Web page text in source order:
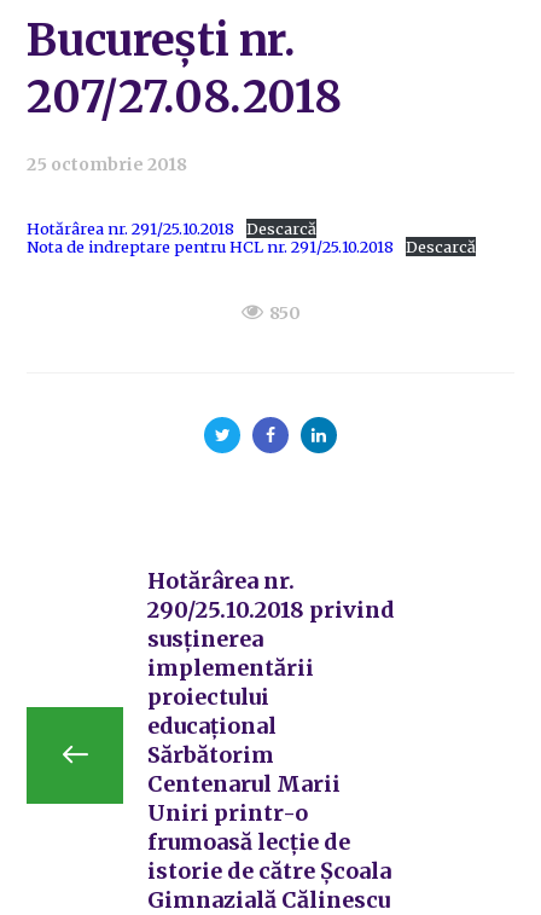
București nr.
207/27.08.2018
25 octombrie 2018
Hotărârea nr. 291/25.10.2018
Descarcă
Nota de indreptare pentru HCL nr. 291/25.10.2018
Descarcă
850
Hotărârea nr.
290/25.10.2018 privind
susținerea
implementării
proiectului
educațional
Sărbătorim
Centenarul Marii
Uniri printr-o
frumoasă lecție de
istorie de către Școala
Gimnazială Călinescu